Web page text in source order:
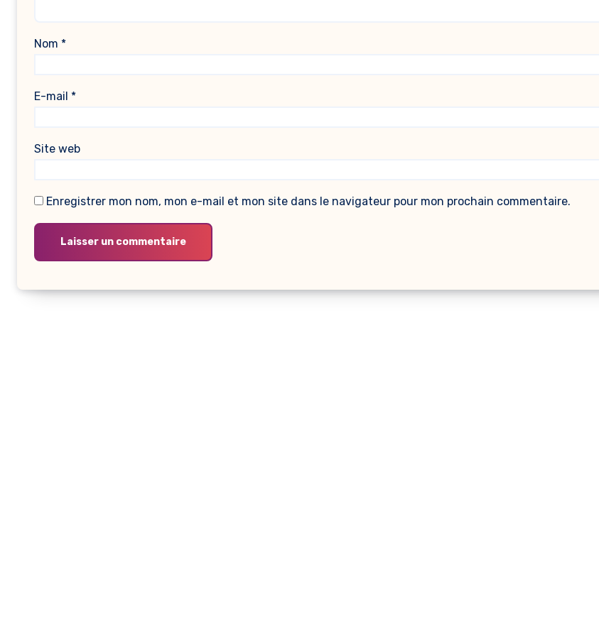
Nom *
E-mail *
Site web
Enregistrer mon nom, mon e-mail et mon site dans le navigateur pour mon prochain commentaire.